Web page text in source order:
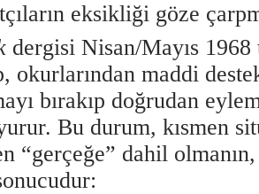
eksikliği göze
dergisi Nisan/Mayıs 1968
okurlarından maddi
bırakıp doğrudan
Bu durum, kısmen
“gerçeğe” dahil